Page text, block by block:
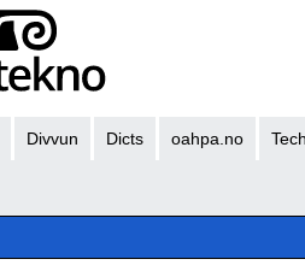
Divvun Dicts oahpa.no